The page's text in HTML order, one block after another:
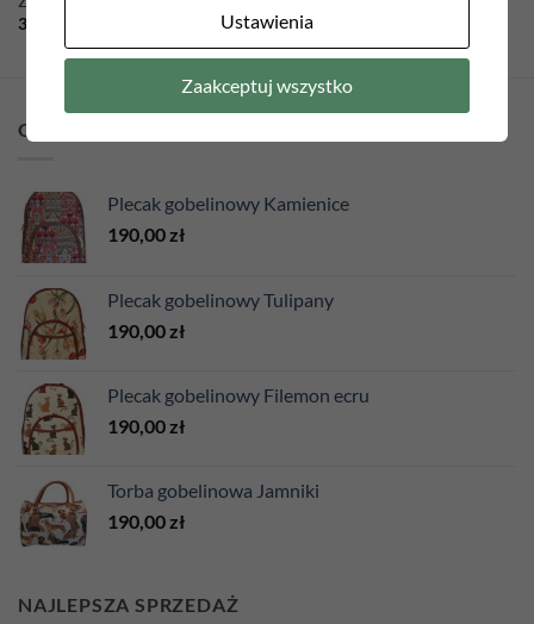
35,00
35,00
OSTATNIO DODANE
Plecak gobelinowy Kamienice
190,00 zł
Plecak gobelinowy Tulipany
190,00 zł
Plecak gobelinowy Filemon ecru
190,00 zł
Torba gobelinowa Jamniki
190,00 zł
NAJLEPSZA SPRZEDAŻ
Ustawienia
Zaakceptuj wszystko